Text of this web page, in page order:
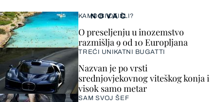
NOVAC
KAMO BI OTIŠLI?
O preseljenju u inozemstvo
razmišlja 9 od 10 Europljana
TREĆI UNIKATNI BUGATTI
Nazvan je po vrsti
srednjovjekovnog viteškog konja i
visok samo metar
SAM SVOJ ŠEF